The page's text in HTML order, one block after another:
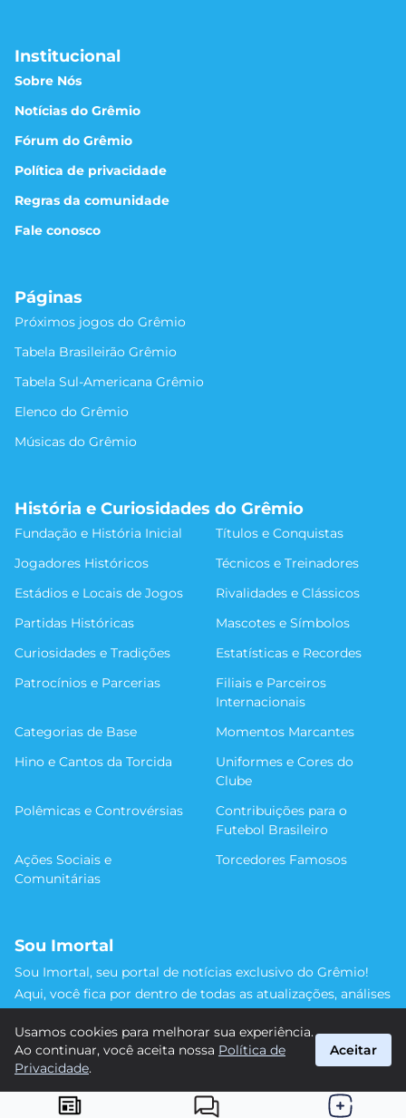
Institucional
Sobre Nós
Notícias do Grêmio
Fórum do Grêmio
Política de privacidade
Regras da comunidade
Fale conosco
Páginas
Próximos jogos do Grêmio
Tabela Brasileirão Grêmio
Tabela Sul-Americana Grêmio
Elenco do Grêmio
Músicas do Grêmio
História e Curiosidades do Grêmio
Fundação e História Inicial
Títulos e Conquistas
Jogadores Históricos
Técnicos e Treinadores
Estádios e Locais de Jogos
Rivalidades e Clássicos
Partidas Históricas
Mascotes e Símbolos
Curiosidades e Tradições
Estatísticas e Recordes
Patrocínios e Parcerias
Filiais e Parceiros
Internacionais
Categorias de Base
Momentos Marcantes
Hino e Cantos da Torcida
Uniformes e Cores do
Clube
Polêmicas e Controvérsias
Contribuições para o
Futebol Brasileiro
Ações Sociais e
Comunitárias
Torcedores Famosos
Sou Imortal
Sou Imortal, seu portal de notícias exclusivo do Grêmio!
Aqui, você fica por dentro de todas as atualizações, análises
detalhe da trajetória do nosso time rumo às vitórias!
#Grêmio #SouImortal
Usamos cookies para melhorar sua experiência.
Ao continuar, você aceita nossa Política de
Privacidade.
Aceitar